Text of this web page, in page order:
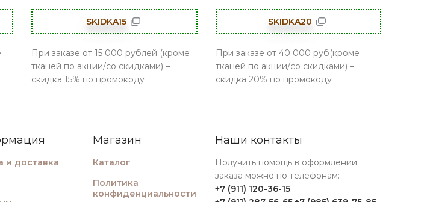
SKIDKA15
При заказе от 15 000 рублей (кроме
тканей по акции/со скидками) –
скидка 15% по промокоду
SKIDKA20
При заказе от 40 000 руб(кроме
тканей по акции/со скидками) –
скидка 20% по промокоду
и доставка
Магазин
Каталог
Политика
конфиденциальности
Наши контакты
Получить помощь в оформлении
заказа можно по телефонам:
+7 (911) 120-36-15.